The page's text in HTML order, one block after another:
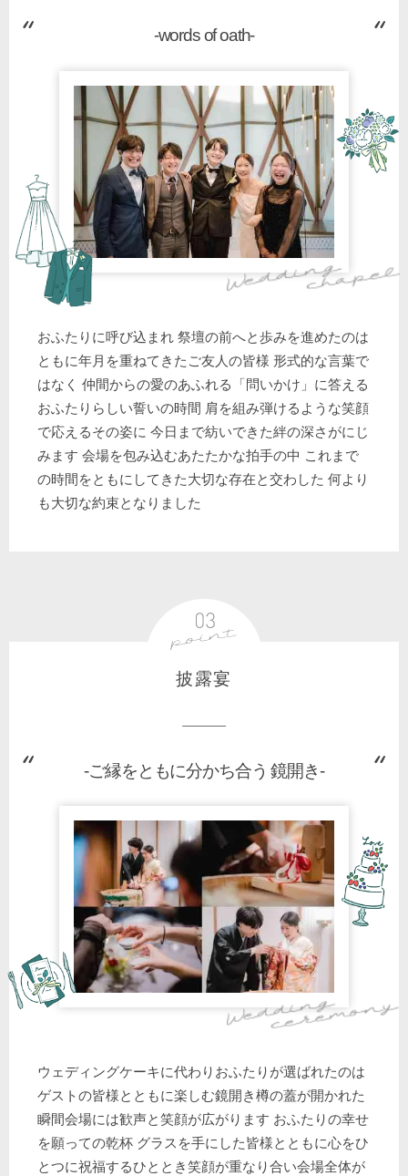
-words of oath-
おふたりに呼び込まれ 祭壇の前へと歩みを進めたのは
ともに年月を重ねてきたご友人の皆様 形式的な言葉で
はなく 仲間からの愛のあふれる「問いかけ」に答える
おふたりらしい誓いの時間 肩を組み弾けるような笑顔
で応えるその姿に 今日まで紡いできた絆の深さがにじ
みます 会場を包み込むあたたかな拍手の中 これまで
の時間をともにしてきた大切な存在と交わした 何より
も大切な約束となりました
披露宴
-ご縁をともに分かち合う 鏡開き-
ウェディングケーキに代わりおふたりが選ばれたのは
ゲストの皆様とともに楽しむ鏡開き樽の蓋が開かれた
瞬間会場には歓声と笑顔が広がります おふたりの幸せ
を願っての乾杯 グラスを手にした皆様とともに心をひ
とつに祝福するひととき笑顔が重なり合い会場全体が